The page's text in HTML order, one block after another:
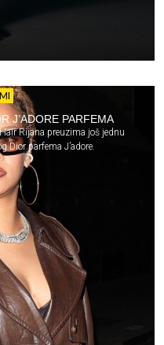
J’ADORE PARFEMA
Rijana preuzima još jednu
Dior parfema J’adore.